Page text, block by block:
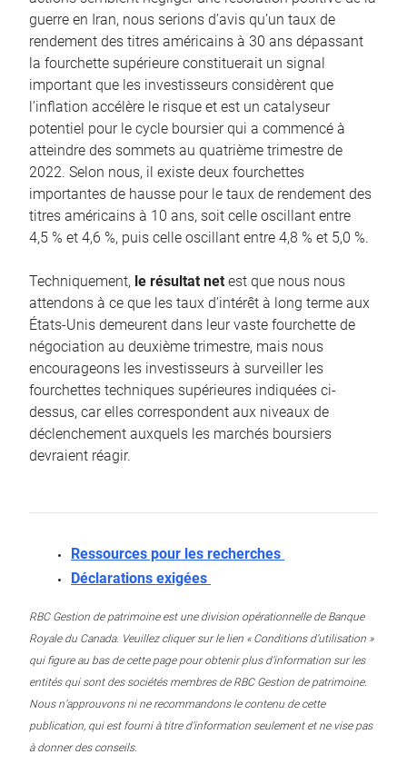
guerre en Iran, nous serions d’avis qu’un taux de
rendement des titres américains à 30 ans dépassant
la fourchette supérieure constituerait un signal
important que les investisseurs considèrent que
l’inflation accélère le risque et est un catalyseur
potentiel pour le cycle boursier qui a commencé à
atteindre des sommets au quatrième trimestre de
2022. Selon nous, il existe deux fourchettes
importantes de hausse pour le taux de rendement des
titres américains à 10 ans, soit celle oscillant entre
4,5 % et 4,6 %, puis celle oscillant entre 4,8 % et 5,0 %.
Techniquement, le résultat net est que nous nous
attendons à ce que les taux d’intérêt à long terme aux
États-Unis demeurent dans leur vaste fourchette de
négociation au deuxième trimestre, mais nous
encourageons les investisseurs à surveiller les
fourchettes techniques supérieures indiquées ci-
dessus, car elles correspondent aux niveaux de
déclenchement auxquels les marchés boursiers
devraient réagir.
Ressources pour les recherches
Déclarations exigées
RBC Gestion de patrimoine est une division opérationnelle de Banque
Royale du Canada. Veuillez cliquer sur le lien « Conditions d’utilisation »
qui figure au bas de cette page pour obtenir plus d’information sur les
entités qui sont des sociétés membres de RBC Gestion de patrimoine.
Nous n’approuvons ni ne recommandons le contenu de cette
publication, qui est fourni à titre d’information seulement et ne vise pas
à donner des conseils.